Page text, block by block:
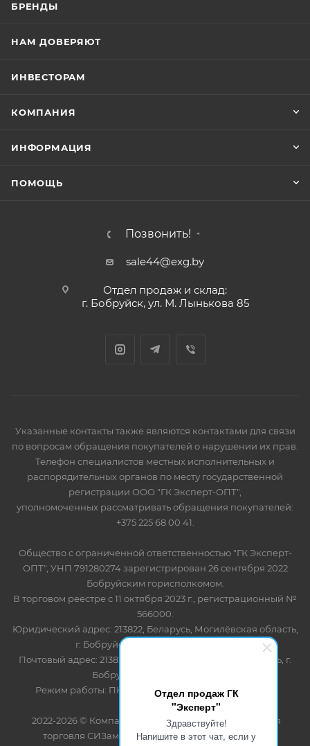
Отдел продаж ГК
"Эксперт"
Здравствуйте!
Напишите в этот чат, если у
БРЕНДЫ
НАМ ДОВЕРЯЮТ
ИНВЕСТОРАМ
КОМПАНИЯ
ИНФОРМАЦИЯ
ПОМОЩЬ
Позвонить!
sale44@exg.by
Отдел продаж и склад:
г. Бобруйск, ул. М. Лынькова 85
Указанные контакты также являются контактами для связи
по вопросам обращения покупателей о нарушении их прав.
Телефон специалистов местных исполнительных и
распорядительных органов по месту государственной
регистрации ООО "ГК Эксперт-ОПТ",
уполномоченных рассматривать обращения покупателей:
+375 225 68 00 41.
Общество с ограниченной ответственностью "ГК Эксперт-
ОПТ", УНП 791280274 зарегистрирован 26 сентября 2022
Бобруйским горисполкомом.
В торговом реестре с 11 октября 2023 г., регистрационный №
566000.
Юридический адрес: 213822, Беларусь, Могилёвская область,
г. Бобруйск, ул. Лынькова 85 пом 7
Почтовый адрес: 213822, Беларусь, Могилёвская область, г.
Бобруйск, ул. Лынькова, 85
Режим работы: ПН-ПТ 8.30-17.00, СБ-ВС - выходной
2022-2026 © Компания "Эксперт" - оптово-розничная
торговля СИЗами и одноразовыми расходными